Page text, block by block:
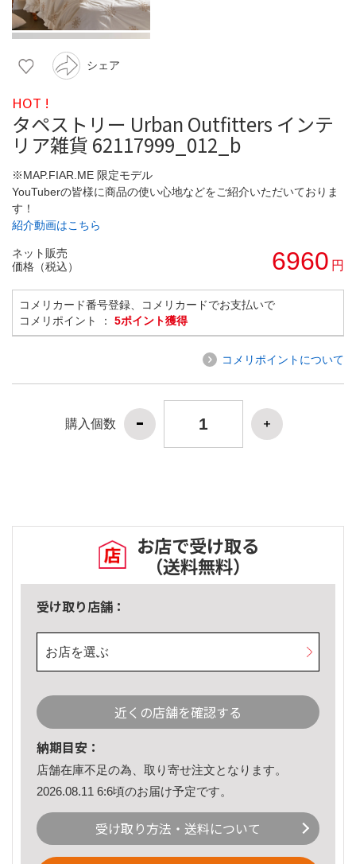
シェア
HOT !
タペストリー Urban Outfitters インテ
リア雑貨 62117999_012_b
※MAP.FIAR.ME 限定モデル
YouTuberの皆様に商品の使い心地などをご紹介いただいておりま
す！
紹介動画はこちら
ネット販売
価格（税込）
6960 円
コメリカード番号登録、コメリカードでお支払いで
コメリポイント ： 5ポイント獲得
コメリポイントについて
購入個数
お店で受け取る
（送料無料）
受け取り店舗：
お店を選ぶ
近くの店舗を確認する
納期目安：
店舗在庫不足の為、取り寄せ注文となります。
2026.08.11 6:6頃のお届け予定です。
受け取り方法・送料について